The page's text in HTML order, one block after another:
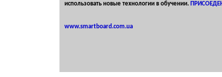
использовать новые технологии в обучении.
www.smartboard.com.ua